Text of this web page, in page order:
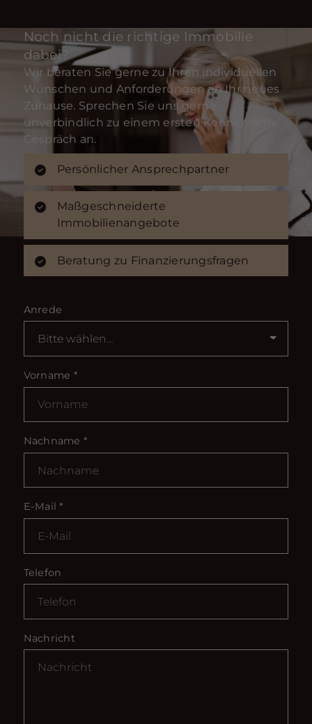
Noch nicht die richtige Immobilie
dabei?
Wir beraten Sie gerne zu Ihren individuellen
Wünschen und Anforderungen an Ihr neues
Zuhause. Sprechen Sie uns gerne
unverbindlich zu einem ersten Kennenlern-
Gespräch an.
Persönlicher Ansprechpartner
Maßgeschneiderte
Immobilienangebote
Beratung zu Finanzierungsfragen
Anrede
Vorname *
Nachname *
E-Mail*
Telefon
Nachricht